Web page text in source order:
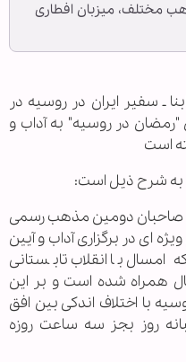
مختلف، میزبان افطاری
ـ سفیر ایران در روسیه در
"رمضان در روسیه" به آداب و
است
به شرح ذیل است:
صاحبان دومین مذهب رسمی
ای در برگزاری آداب و آیین
با انقلاب تابستانی
همراه شده است و بر این
با اختلاف اندكی بین افق
روز بجز سه ساعت روزه